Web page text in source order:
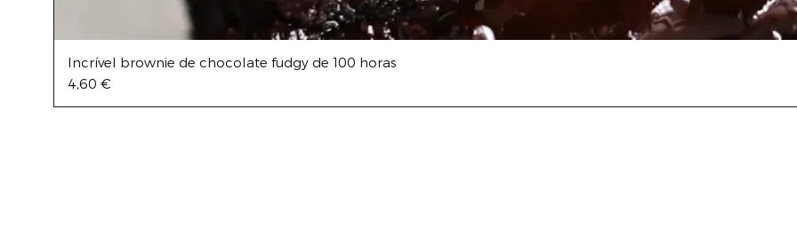
Incrível brownie de chocolate fudgy de 100 horas
Preço
4,60 €